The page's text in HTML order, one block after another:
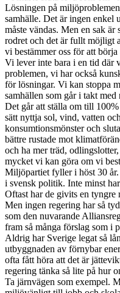
Lösningen på
samhälle. Det är ingen enkel
måste vändas. Men en sak
rodret och det är fullt möjligt
vi bestämmer oss för att
Vi lever inte bara i en tid där
problemen, vi har också
för lösningar. Vi kan stoppa
samhällen som går i takt med
Det går att ställa om till
sätt nyttja sol, vind, vatten
konsumtionsmönster och
bättre rustade mot
och ha mer träd,
mycket vi kan göra om vi
Miljöpartiet fyller i höst 30 år.
i svensk politik. Inte minst
Oftast har de givits en tyngre
Men ingen regering har så
som den nuvarande
fram så många förslag som i
Aldrig har Sverige legat så
utbyggnaden av förnybar
ofta fått höra att det är
regering tänka så lite på hur
Ta järnvägen som exempel.